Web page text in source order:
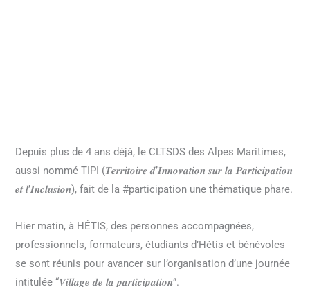
Depuis plus de 4 ans déjà, le CLTSDS des Alpes Maritimes,
aussi nommé TIPI (𝑻𝒆𝒓𝒓𝒊𝒕𝒐𝒊𝒓𝒆 𝒅’𝑰𝒏𝒏𝒐𝒗𝒂𝒕𝒊𝒐𝒏 𝒔𝒖𝒓 𝒍𝒂 𝑷𝒂𝒓𝒕𝒊𝒄𝒊𝒑𝒂𝒕𝒊𝒐𝒏
𝒆𝒕 𝒍’𝑰𝒏𝒄𝒍𝒖𝒔𝒊𝒐𝒏), fait de la #participation une thématique phare.
Hier matin, à HÉTIS, des personnes accompagnées,
professionnels, formateurs, étudiants d’Hétis et bénévoles
se sont réunis pour avancer sur l’organisation d’une journée
intitulée “𝑽𝒊𝒍𝒍𝒂𝒈𝒆 𝒅𝒆 𝒍𝒂 𝒑𝒂𝒓𝒕𝒊𝒄𝒊𝒑𝒂𝒕𝒊𝒐𝒏”.